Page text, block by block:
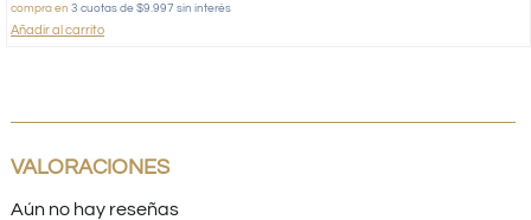
compra en 3 cuotas de $9.997 sin interés
Añadir al carrito
VALORACIONES
Aún no hay reseñas